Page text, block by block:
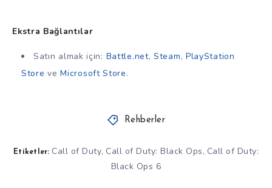
Ekstra Bağlantılar
Satın almak için: Battle.net,Steam, PlayStation
Store veMicrosoft Store.
Rehberler
Etiketler: Call of Duty, Call of Duty: Black Ops, Call of Duty:
Black Ops 6